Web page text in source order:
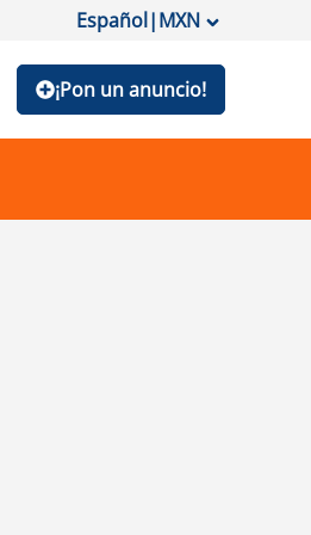
Español|MXN
¡Pon un anuncio!